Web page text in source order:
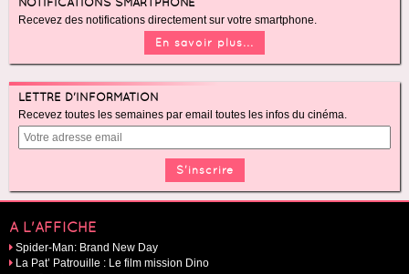
Recevez des notifications directement sur votre smartphone.
En savoir plus...
LETTRE D'INFORMATION
Recevez toutes les semaines par email toutes les infos du cinéma.
A L'AFFICHE
Spider-Man: Brand New Day
La Pat’ Patrouille : Le film mission Dino